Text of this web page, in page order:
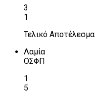
3
1
Τελικό Αποτέλεσμα
Λαμία
ΟΣΦΠ
1
5